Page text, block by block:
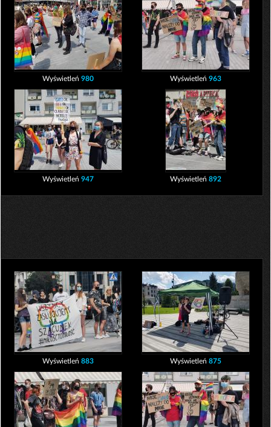
Wyświetleń 980 Wyświetleń 963
Wyświetleń 947 Wyświetleń 892
Wyświetleń 883 Wyświetleń 875